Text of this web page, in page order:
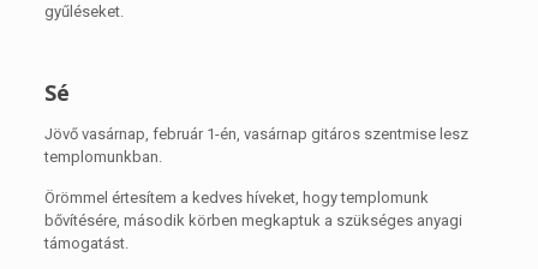
gyűléseket.
Sé
Jövő vasárnap, február 1-én, vasárnap gitáros szentmise lesz
templomunkban.
Örömmel értesítem a kedves híveket, hogy templomunk
bővítésére, második körben megkaptuk a szükséges anyagi
támogatást.